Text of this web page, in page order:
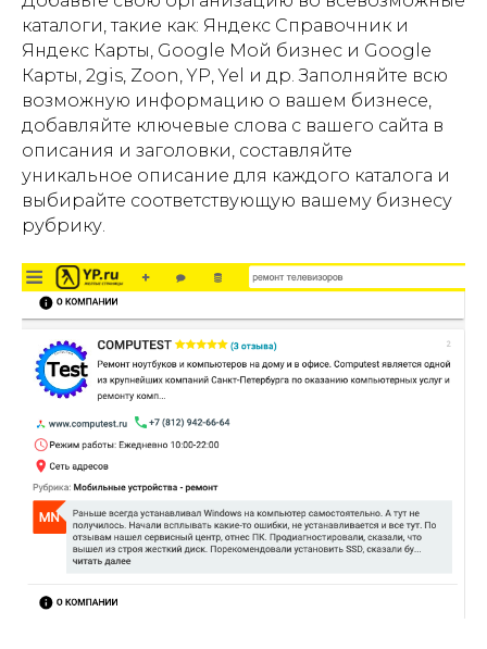
каталоги, такие как: Яндекс Справочник и
Яндекс Карты, Google Мой бизнес и Google
Карты, 2gis, Zoon, YP, Yel и др. Заполняйте всю
возможную информацию о вашем бизнесе,
добавляйте ключевые слова с вашего сайта в
описания и заголовки, составляйте
уникальное описание для каждого каталога и
выбирайте соответствующую вашему бизнесу
рубрику.